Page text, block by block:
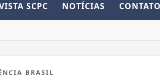
SCPC NOTÍCIAS CONTATO
BRASIL